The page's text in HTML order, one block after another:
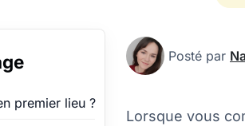
premier lieu ?
Posté par
Lorsque vous